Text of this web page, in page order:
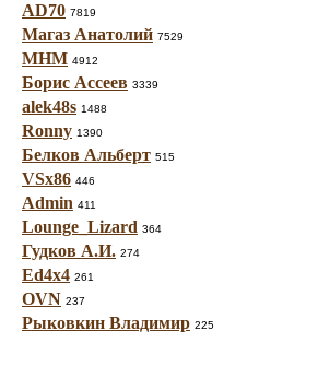
AD70 7819
Магаз Анатолий 7529
МНМ 4912
Борис Ассеев 3339
alek48s 1488
Ronny 1390
Белков Альберт 515
VSx86 446
Admin 411
Lounge_Lizard 364
Гудков А.И. 274
Ed4x4 261
OVN 237
Рыковкин Владимир 225